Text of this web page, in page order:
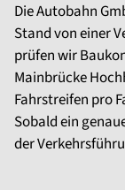
Die Autobahn
Stand von einer
prüfen wir
Mainbrücke
Fahrstreifen pro
Sobald ein
der